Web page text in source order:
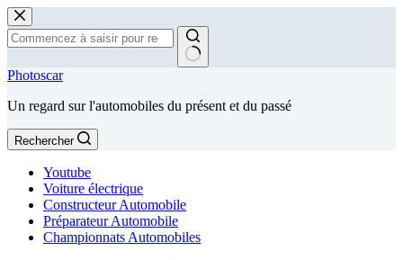
Passer
au
contenu
Aucun
Photoscar
Un regard sur l'automobiles du présent et du passé
Rechercher
Youtube
Voiture électrique
Constructeur Automobile
Préparateur Automobile
Championnats Automobiles